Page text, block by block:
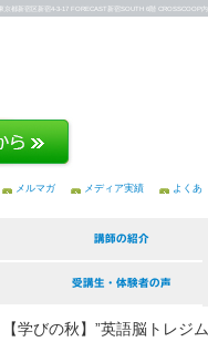
東京都新宿区新宿4-3-17 FORECAST新宿SOUTH 6階 CROSSCOOP内
メルマガ メディア実績
よくあ
講師の紹介
受講生・体験者の声
【学びの秋】”英語脳トレ